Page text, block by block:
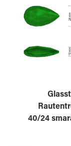
40/24